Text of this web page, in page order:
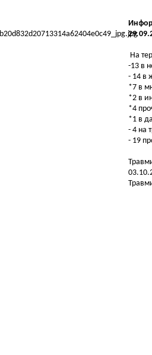
На
-13 в
- 14 в
*7 в
*2 в
*4
*1 в
- 4 на
- 19